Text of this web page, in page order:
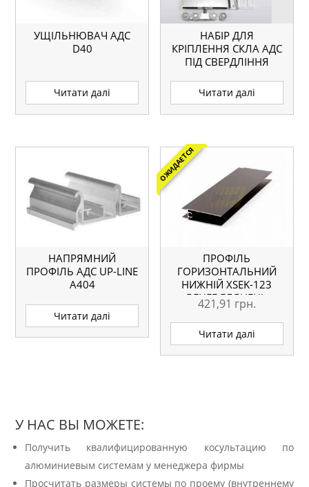
УЩІЛЬНЮВАЧ АДС
D40
Читати далі
НАБІР ДЛЯ
КРІПЛЕННЯ СКЛА АДС
ПІД СВЕРДЛІННЯ
Читати далі
НАПРЯМНИЙ
ПРОФІЛЬ АДС UP-LINE
А404
Читати далі
ОЖИДАЕТСЯ
ПРОФІЛЬ
ГОРИЗОНТАЛЬНИЙ
НИЖНІЙ ХSEK-123
ВЕНГЕ ГЛЯНЕЦЬ
L=5.1М АНАЛОГ
421,91 грн.
Читати далі
У НАС ВЫ МОЖЕТЕ:
Получить квалифицированную косультацию по
алюминиевым системам у менеджера фирмы
Просчитать размеры системы по проему (внутреннему